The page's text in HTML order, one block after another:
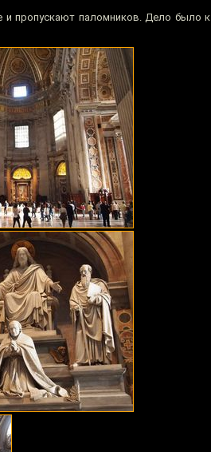
и пропускают паломников. Дело было к